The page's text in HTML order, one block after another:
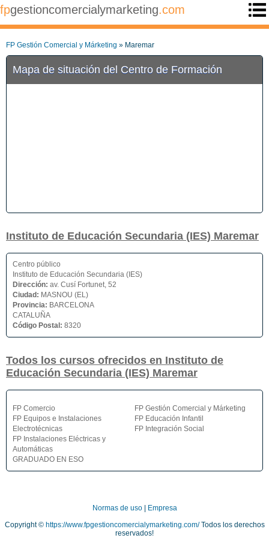
fpgestioncomercialymarketing.com
FP Gestión Comercial y Márketing » Maremar
Mapa de situación del Centro de Formación
Instituto de Educación Secundaria (IES) Maremar
Centro público
Instituto de Educación Secundaria (IES)
Dirección: av. Cusí Fortunet, 52
Ciudad: MASNOU (EL)
Provincia: BARCELONA
CATALUÑA
Código Postal: 8320
Todos los cursos ofrecidos en Instituto de
Educación Secundaria (IES) Maremar
FP Comercio
FP Equipos e Instalaciones
Electrotécnicas
FP Instalaciones Eléctricas y
Automáticas
GRADUADO EN ESO
FP Gestión Comercial y Márketing
FP Educación Infantil
FP Integración Social
Normas de uso|
Empresa
Copyright © https://www.fpgestioncomercialymarketing.com/Todos los derechos
reservados!